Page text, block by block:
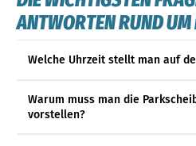
ANTWORTEN RUND
Welche Uhrzeit stellt man auf
Warum muss man die
vorstellen?